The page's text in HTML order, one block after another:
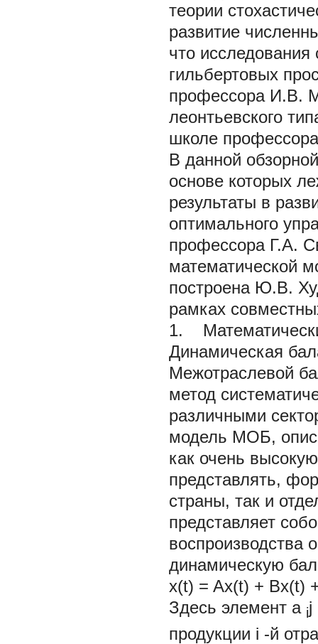
теории
развитие
что исследования
гильбертовых
профессора И.В.
леонтьевского
школе
В данной
основе которых
результаты в
оптимального
профессора Г.А.
математической
построена Ю.В.
рамках
1.
Динамическая
Межотраслевой
метод
различными
модель МОБ,
как очень
представлять,
страны, так и
представляет
воспроизводства
динамическую
x(t) = Ax(t) + Bx(t)
Здесь элемент a ij
продукции i -й